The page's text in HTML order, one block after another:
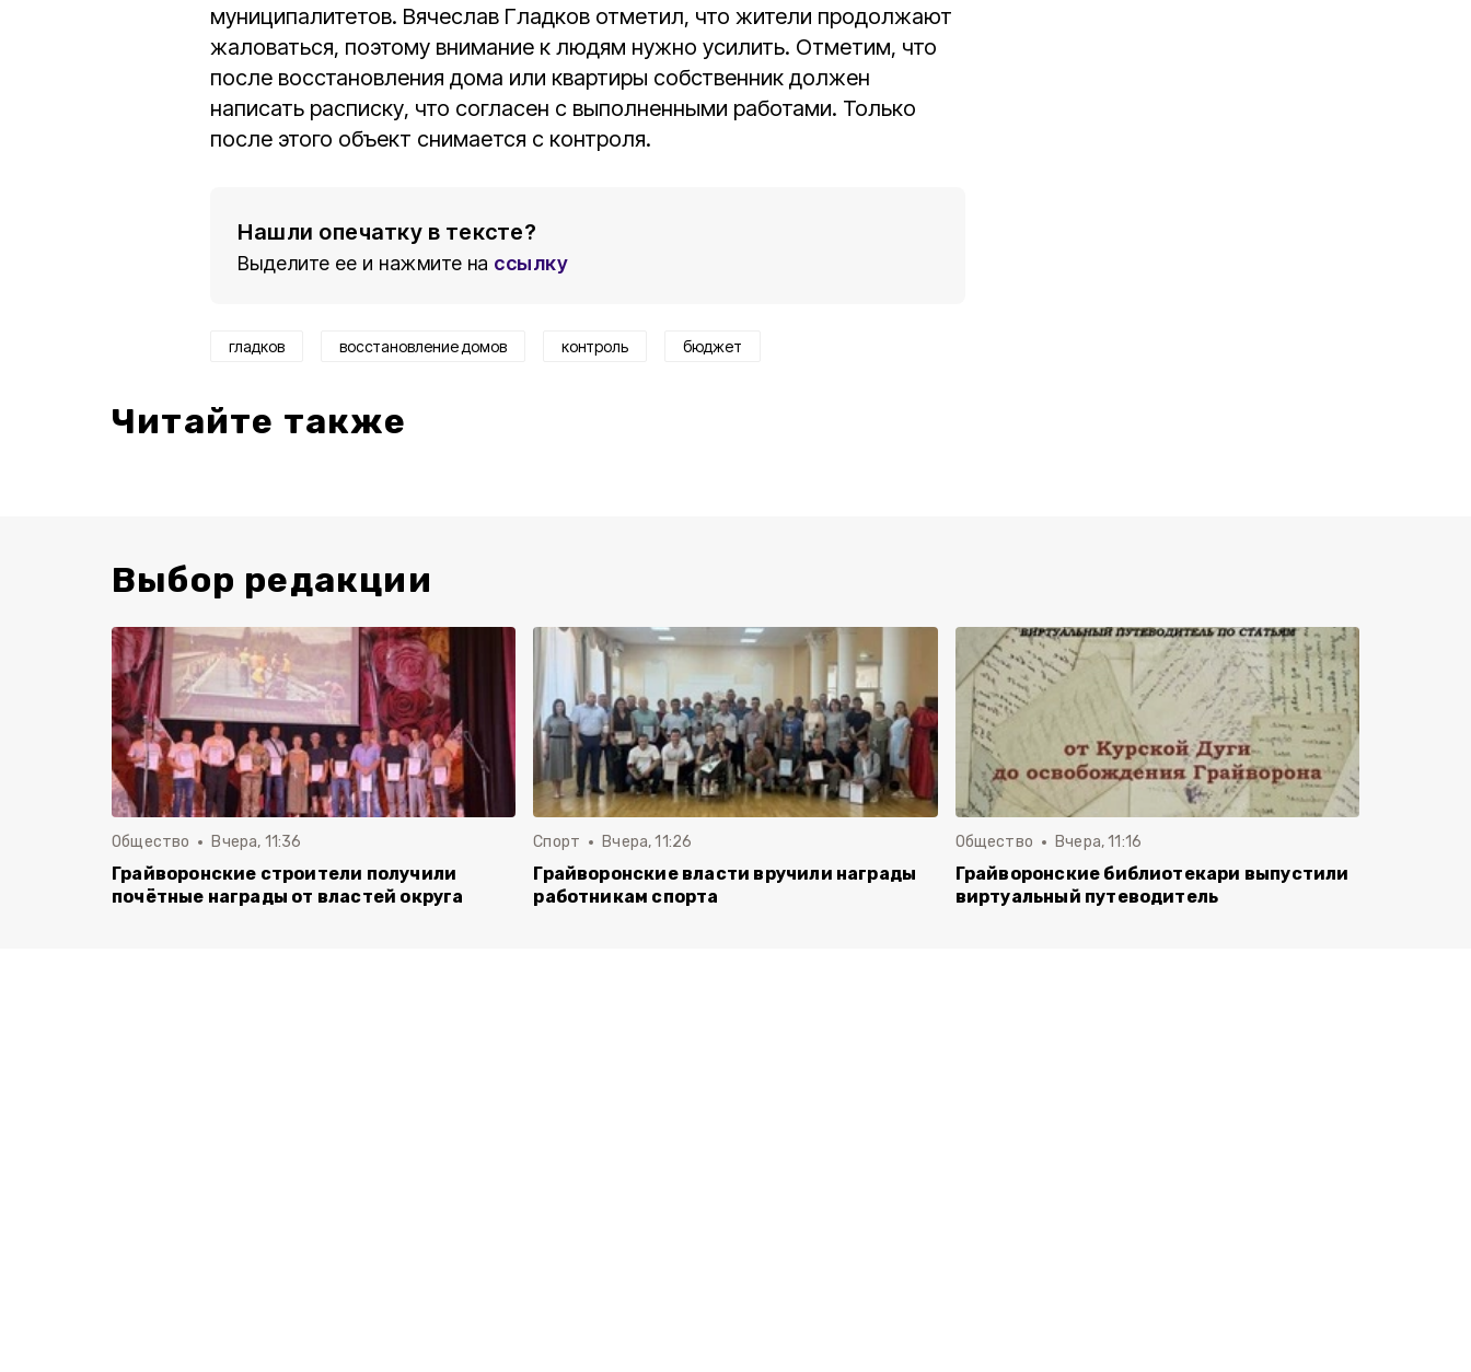
муниципалитетов. Вячеслав Гладков отметил, что жители продолжают
жаловаться, поэтому внимание к людям нужно усилить. Отметим, что
после восстановления дома или квартиры собственник должен
написать расписку, что согласен с выполненными работами. Только
после этого объект снимается с контроля.
Нашли опечатку в тексте?
Выделите ее и нажмите на ссылку
гладков восстановление домов контроль бюджет
Читайте также
Выбор редакции
Общество Вчера, 11:36
Грайворонские строители получили
почётные награды от властей округа
Спорт Вчера, 11:26
Грайворонские власти вручили награды
работникам спорта
Общество Вчера, 11:16
Грайворонские библиотекари выпустили
виртуальный путеводитель